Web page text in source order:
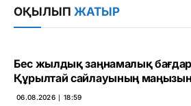
ОҚЫЛЫП ЖАТЫР
Бес жылдық заңнамалық
Құрылтай сайлауының
06.08.2026 ∣ 18:59